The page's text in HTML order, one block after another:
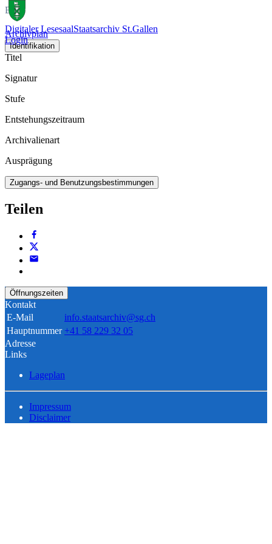
Digitaler LesesaalStaatsarchiv St.Gallen
Login
Buch
Archivplan
Identifikation
Titel
Signatur
Stufe
Entstehungszeitraum
Archivalienart
Ausprägung
Zugangs- und Benutzungsbestimmungen
Teilen
Öffnungszeiten
Kontakt
E-Mail
info.staatsarchiv@sg.ch
Hauptnummer +41 58 229 32 05
Adresse
Links
Lageplan
Impressum
Disclaimer